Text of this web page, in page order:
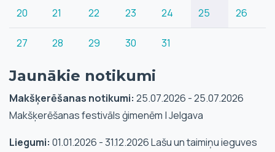
20 21 22 23 24 25 26
27 28 29 30 31
Jaunākie notikumi
Makšķerēšanas notikumi: 25.07.2026 - 25.07.2026
Makšķerēšanas festivāls ģimenēm | Jelgava
Liegumi: 01.01.2026 - 31.12.2026 Lašu un taimiņu ieguves